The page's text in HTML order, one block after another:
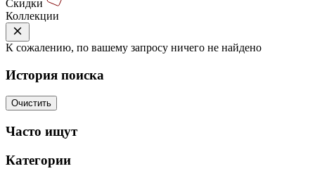
Скидки
Коллекции
К сожалению, по вашему запросу ничего не найдено
История поиска
Очистить
Часто ищут
Категории